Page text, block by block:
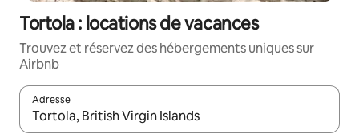
Tortola : locations de vacances
Trouvez et réservez des hébergements uniques sur
Airbnb
Adresse
Lorsque les résultats s'affichent, utilisez les flèches vers le